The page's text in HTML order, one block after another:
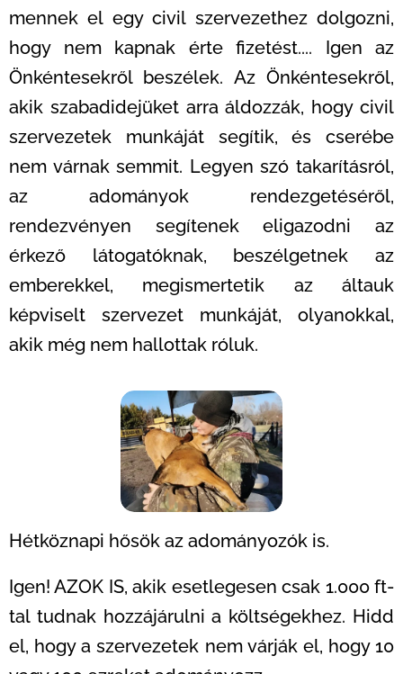
mennek el egy civil szervezethez dolgozni,
hogy nem kapnak érte fizetést.... Igen az
Önkéntesekről beszélek. Az Önkéntesekről,
akik szabadidejüket arra áldozzák, hogy civil
szervezetek munkáját segítik, és cserébe
nem várnak semmit. Legyen szó takarításról,
az adományok rendezgetéséről,
rendezvényen segítenek eligazodni az
érkező látogatóknak, beszélgetnek az
emberekkel, megismertetik az áltauk
képviselt szervezet munkáját, olyanokkal,
akik még nem hallottak róluk.
Hétköznapi hősök az adományozók is.
Igen! AZOK IS, akik esetlegesen csak 1.000 ft-
tal tudnak hozzájárulni a költségekhez. Hidd
el, hogy a szervezetek nem várják el, hogy 10